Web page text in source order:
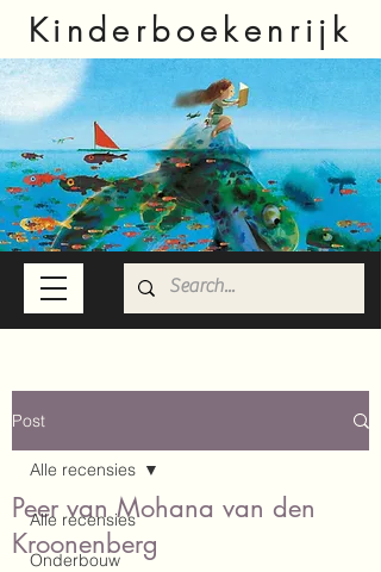
Kinderboekenrijk
Post
Alle recensies
Onderbouw
Alle recensies
Peer van Mohana van den
Kroonenberg